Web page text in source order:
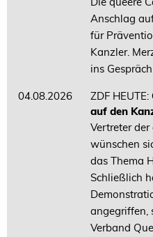
Anschlag
für
Kanzler.
ins
04.08.2026 ZDF HEUTE:
auf den
Vertreter
wünschen
das Thema
Schließlich
angegriffen,
Verband